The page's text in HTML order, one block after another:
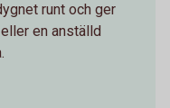
runt och ger
en anställd